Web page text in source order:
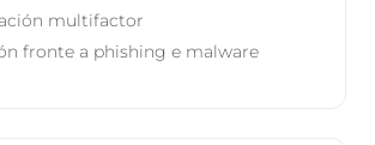
multifactor
fronte a phishing e malware